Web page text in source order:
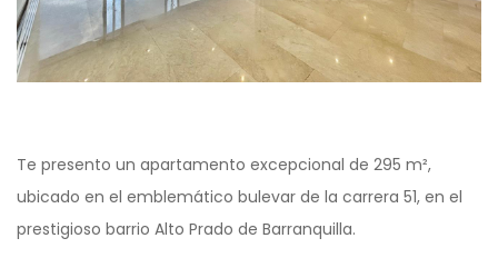
Te presento un apartamento excepcional de 295 m²,
ubicado en el emblemático bulevar de la carrera 51, en el
prestigioso barrio Alto Prado de Barranquilla.